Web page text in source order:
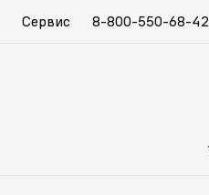
Сервис 8-800-550-68-42